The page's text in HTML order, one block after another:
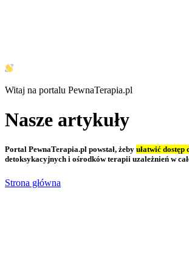
Witaj na portalu PewnaTerapia.pl
Nasze artykuły
Portal PewnaTerapia.pl powstał, żeby ułatwić dostęp
detoksykacyjnych i ośrodków terapii uzależnień w
Strona główna